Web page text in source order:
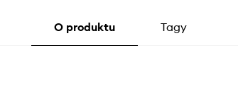
O produktu Tagy